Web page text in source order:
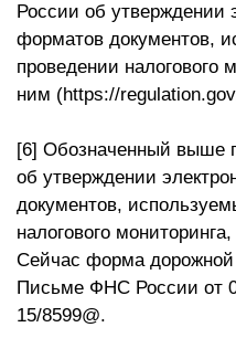
России об утверждении
форматов документов,
проведении налогового
ним (https://
[6] Обозначенный выше
об утверждении
документов,
налогового
Сейчас форма дорожной
Письме ФНС России от
15/8599@.